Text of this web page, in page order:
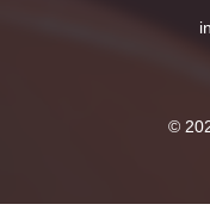
©